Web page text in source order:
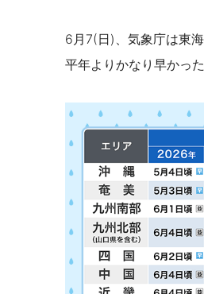
6月7(日)、気象庁は東
平年よりかなり早かっ